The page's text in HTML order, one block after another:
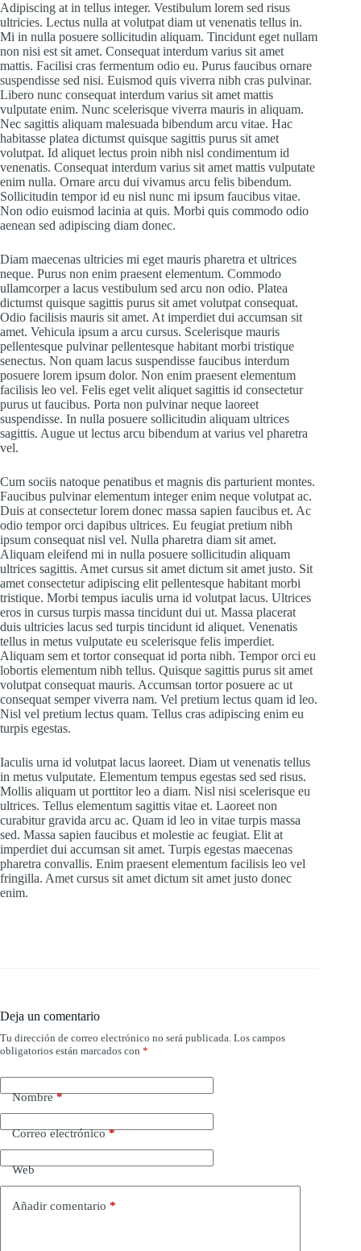
Adipiscing at in tellus integer. Vestibulum lorem sed risus
ultricies. Lectus nulla at volutpat diam ut venenatis tellus in.
Mi in nulla posuere sollicitudin aliquam. Tincidunt eget nullam
non nisi est sit amet. Consequat interdum varius sit amet
mattis. Facilisi cras fermentum odio eu. Purus faucibus ornare
suspendisse sed nisi. Euismod quis viverra nibh cras pulvinar.
Libero nunc consequat interdum varius sit amet mattis
vulputate enim. Nunc scelerisque viverra mauris in aliquam.
Nec sagittis aliquam malesuada bibendum arcu vitae. Hac
habitasse platea dictumst quisque sagittis purus sit amet
volutpat. Id aliquet lectus proin nibh nisl condimentum id
venenatis. Consequat interdum varius sit amet mattis vulputate
enim nulla. Ornare arcu dui vivamus arcu felis bibendum.
Sollicitudin tempor id eu nisl nunc mi ipsum faucibus vitae.
Non odio euismod lacinia at quis. Morbi quis commodo odio
aenean sed adipiscing diam donec.
Diam maecenas ultricies mi eget mauris pharetra et ultrices
neque. Purus non enim praesent elementum. Commodo
ullamcorper a lacus vestibulum sed arcu non odio. Platea
dictumst quisque sagittis purus sit amet volutpat consequat.
Odio facilisis mauris sit amet. At imperdiet dui accumsan sit
amet. Vehicula ipsum a arcu cursus. Scelerisque mauris
pellentesque pulvinar pellentesque habitant morbi tristique
senectus. Non quam lacus suspendisse faucibus interdum
posuere lorem ipsum dolor. Non enim praesent elementum
facilisis leo vel. Felis eget velit aliquet sagittis id consectetur
purus ut faucibus. Porta non pulvinar neque laoreet
suspendisse. In nulla posuere sollicitudin aliquam ultrices
sagittis. Augue ut lectus arcu bibendum at varius vel pharetra
vel.
Cum sociis natoque penatibus et magnis dis parturient montes.
Faucibus pulvinar elementum integer enim neque volutpat ac.
Duis at consectetur lorem donec massa sapien faucibus et. Ac
odio tempor orci dapibus ultrices. Eu feugiat pretium nibh
ipsum consequat nisl vel. Nulla pharetra diam sit amet.
Aliquam eleifend mi in nulla posuere sollicitudin aliquam
ultrices sagittis. Amet cursus sit amet dictum sit amet justo. Sit
amet consectetur adipiscing elit pellentesque habitant morbi
tristique. Morbi tempus iaculis urna id volutpat lacus. Ultrices
eros in cursus turpis massa tincidunt dui ut. Massa placerat
duis ultricies lacus sed turpis tincidunt id aliquet. Venenatis
tellus in metus vulputate eu scelerisque felis imperdiet.
Aliquam sem et tortor consequat id porta nibh. Tempor orci eu
lobortis elementum nibh tellus. Quisque sagittis purus sit amet
volutpat consequat mauris. Accumsan tortor posuere ac ut
consequat semper viverra nam. Vel pretium lectus quam id leo.
Nisl vel pretium lectus quam. Tellus cras adipiscing enim eu
turpis egestas.
Iaculis urna id volutpat lacus laoreet. Diam ut venenatis tellus
in metus vulputate. Elementum tempus egestas sed sed risus.
Mollis aliquam ut porttitor leo a diam. Nisl nisi scelerisque eu
ultrices. Tellus elementum sagittis vitae et. Laoreet non
curabitur gravida arcu ac. Quam id leo in vitae turpis massa
sed. Massa sapien faucibus et molestie ac feugiat. Elit at
imperdiet dui accumsan sit amet. Turpis egestas maecenas
pharetra convallis. Enim praesent elementum facilisis leo vel
fringilla. Amet cursus sit amet dictum sit amet justo donec
enim.
Deja un comentario
Tu dirección de correo electrónico no será publicada. Los campos
obligatorios están marcados con *
Nombre*
Correo electrónico*
Web
Añadir comentario *